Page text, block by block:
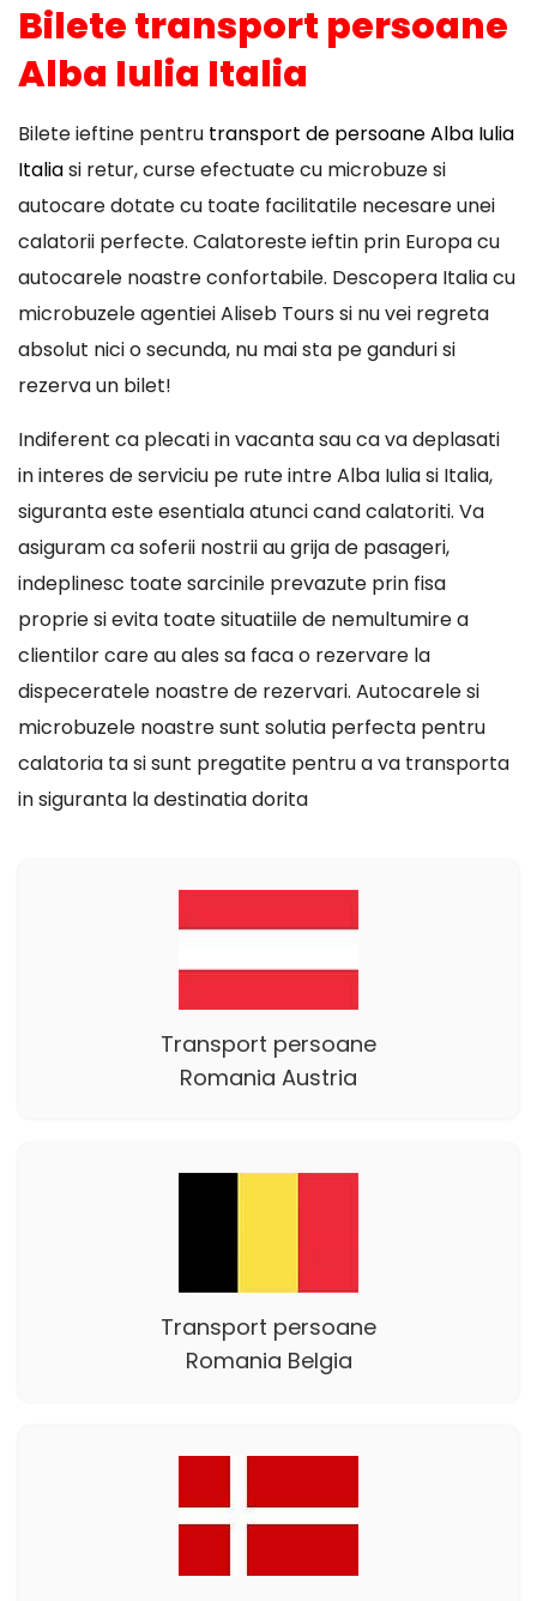
Bilete transport persoane
Alba Iulia Italia
Bilete ieftine pentru transport de persoane Alba Iulia
Italiasi retur, curse efectuate cu microbuze si
autocare dotate cu toate facilitatile necesare unei
calatorii perfecte. Calatoreste ieftin prin Europa cu
autocarele noastre confortabile. Descopera Italia cu
microbuzele agentiei Aliseb Tours si nu vei regreta
absolut nici o secunda, nu mai sta pe ganduri si
rezerva un bilet!
Indiferent ca plecati in vacanta sau ca va deplasati
in interes de serviciu pe rute intre Alba Iulia si Italia,
siguranta este esentiala atunci cand calatoriti. Va
asiguram ca soferii nostrii au grija de pasageri,
indeplinesc toate sarcinile prevazute prin fisa
proprie si evita toate situatiile de nemultumire a
clientilor care au ales sa faca o rezervare la
dispeceratele noastre de rezervari. Autocarele si
microbuzele noastre sunt solutia perfecta pentru
calatoria ta si sunt pregatite pentru a va transporta
in siguranta la destinatia dorita
Transport persoane
Romania Austria
Transport persoane
Romania Belgia